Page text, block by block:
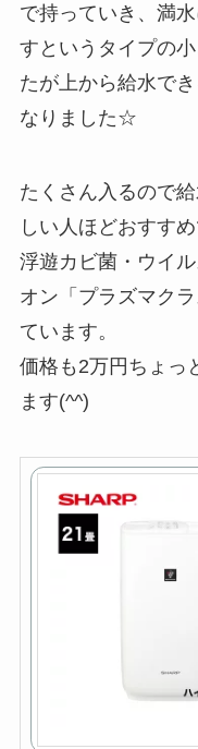
で持っていき、満
すというタイプの
たが上から給水で
なりました☆
たくさん入るので
しい人ほどおすすめ
浮遊カビ菌・ウイ
オン「プラズマク
ています。
価格も2万円ちょっ
ます(^^)